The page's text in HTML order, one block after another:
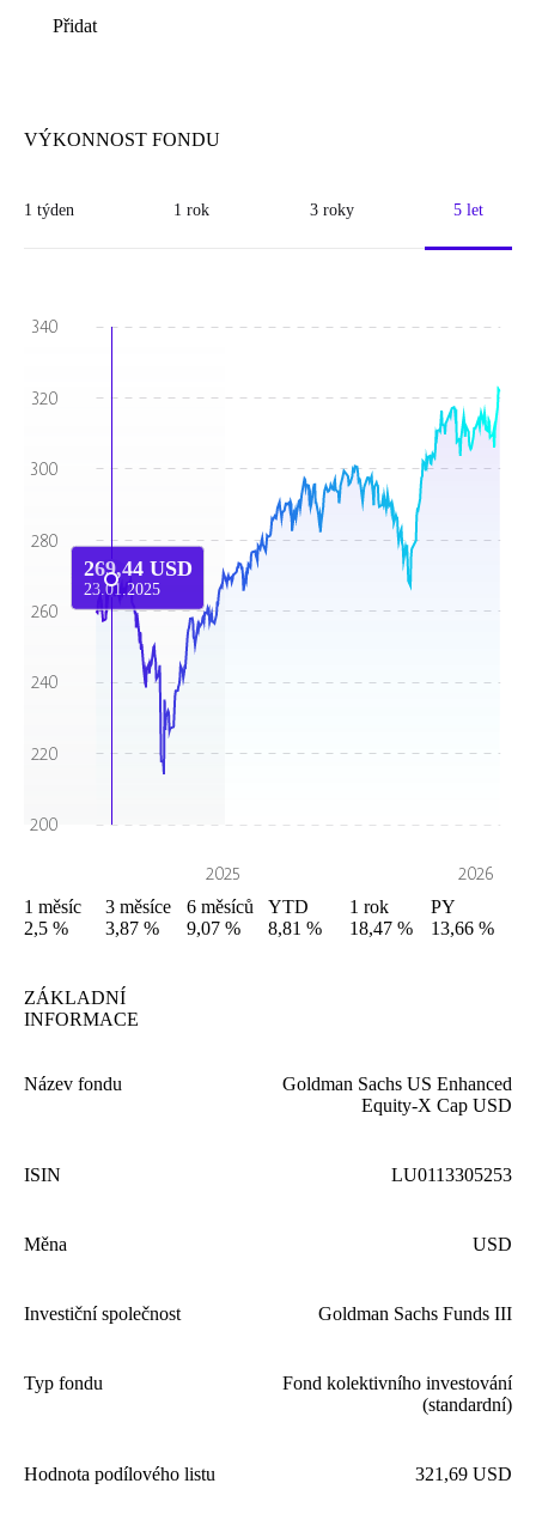
Přidat
VÝKONNOST FONDU
1 týden 1 rok 3 roky 5 let
269,44 USD
23.01.2025
1 měsíc
2,5 %
3 měsíce
3,87 %
6 měsíců
9,07 %
YTD
8,81 %
1 rok
18,47 %
PY
13,66 %
ZÁKLADNÍ
INFORMACE
Název fondu Goldman Sachs US Enhanced
Equity‑X Cap USD
ISIN LU0113305253
Měna USD
Investiční společnost Goldman Sachs Funds III
Typ fondu
Fond kolektivního investování
(standardní)
Hodnota podílového listu 321 ,69 USD